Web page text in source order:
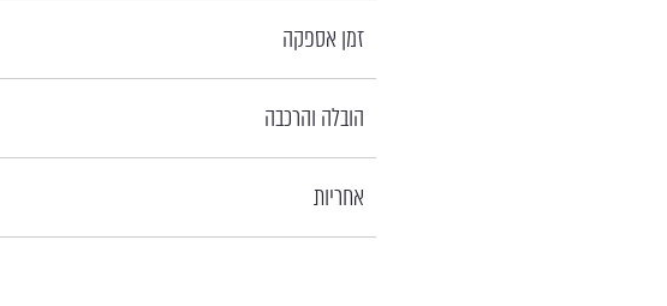
זמן אספקה
הובלה והרכבה
אחריות